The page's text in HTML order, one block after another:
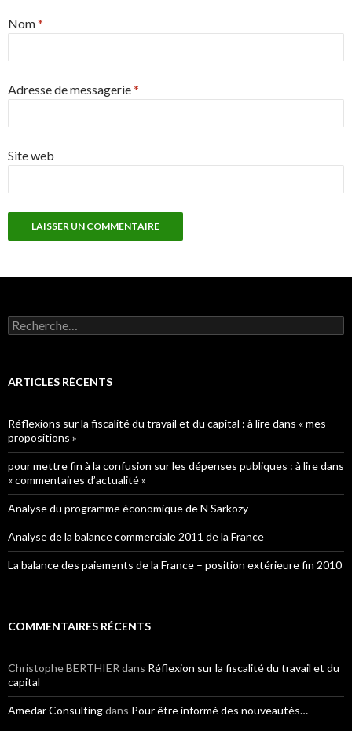
Nom*
Adresse de messagerie*
Site web
Rechercher :
ARTICLES RÉCENTS
Réflexions sur la fiscalité du travail et du capital : à lire dans « mes
propositions »
pour mettre fin à la confusion sur les dépenses publiques : à lire dans
« commentaires d’actualité »
Analyse du programme économique de N Sarkozy
Analyse de la balance commerciale 2011 de la France
La balance des paiements de la France – position extérieure fin 2010
COMMENTAIRES RÉCENTS
Christophe BERTHIER dans Réflexion sur la fiscalité du travail et du
capital
Amedar Consultingdans Pour être informé des nouveautés…